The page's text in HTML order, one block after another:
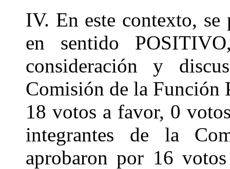
IV. En este contexto,
en sentido
consideración y
Comisión de la Función
18 votos a favor, 0
integrantes de la
aprobaron por 16